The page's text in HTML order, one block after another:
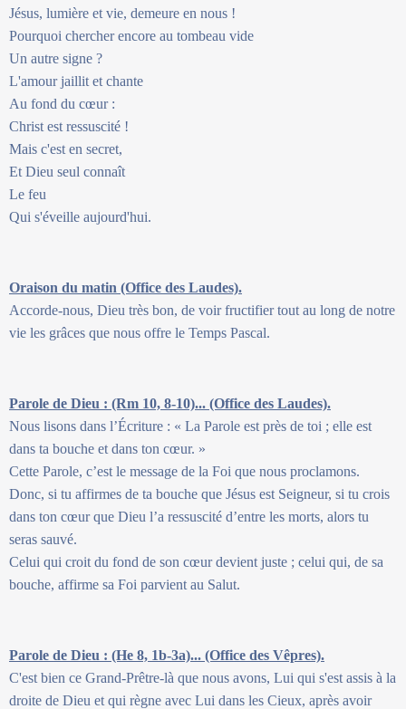
Jésus, lumière et vie, demeure en nous !
Pourquoi chercher encore au tombeau vide
Un autre signe ?
L'amour jaillit et chante
Au fond du cœur :
Christ est ressuscité !
Mais c'est en secret,
Et Dieu seul connaît
Le feu
Qui s'éveille aujourd'hui.
Oraison du matin (Office des Laudes).
Accorde-nous, Dieu très bon, de voir fructifier tout au long de notre
vie les grâces que nous offre le Temps Pascal.
Parole de Dieu : (Rm 10, 8-10)... (Office des Laudes).
Nous lisons dans l’Écriture : « La Parole est près de toi ; elle est
dans ta bouche et dans ton cœur. »
Cette Parole, c’est le message de la Foi que nous proclamons.
Donc, si tu affirmes de ta bouche que Jésus est Seigneur, si tu crois
dans ton cœur que Dieu l’a ressuscité d’entre les morts, alors tu
seras sauvé.
Celui qui croit du fond de son cœur devient juste ; celui qui, de sa
bouche, affirme sa Foi parvient au Salut.
Parole de Dieu : (He 8, 1b-3a)... (Office des Vêpres).
C'est bien ce Grand-Prêtre-là que nous avons, Lui qui s'est assis à la
droite de Dieu et qui règne avec Lui dans les Cieux, après avoir